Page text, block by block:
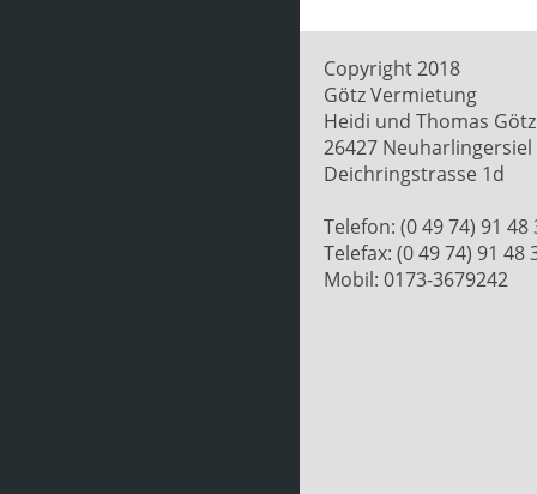
Copyright 2018
Götz Vermietung
Heidi und Thomas Götz
26427 Neuharlingersiel
Deichringstrasse 1d
Telefon: (0 49 74) 91 48
Telefax: (0 49 74) 91 48
Mobil: 0173-3679242